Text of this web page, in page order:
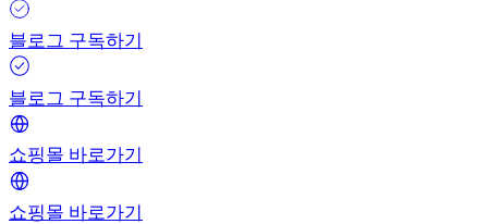
블로그 구독하기
블로그 구독하기
쇼핑몰 바로가기
쇼핑몰 바로가기